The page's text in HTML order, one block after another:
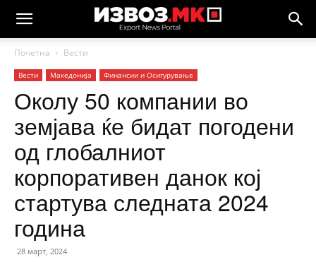
Почетна Вести
Вести Македонија Финансии и Осигурување
Околу 50 компании во
земјава ќе бидат погодени
од глобалниот
корпоративен данок кој
стартува следната 2024
година
28 март, 2024